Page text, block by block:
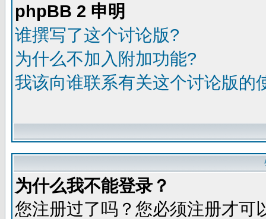
phpBB 2 申明
谁撰写了这个讨论版?
为什么不加入附加功能?
我该向谁联系有关这个讨论版的
为什么我不能登录？
您注册过了吗？您必须注册才可